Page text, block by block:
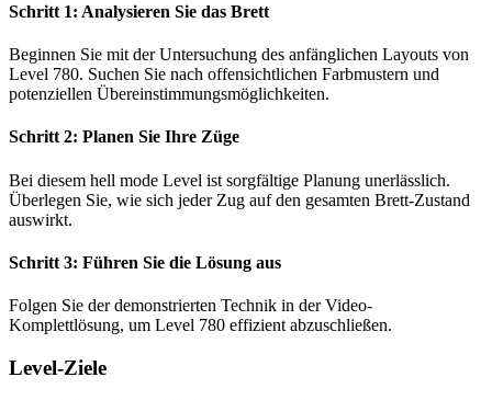
Schritt 1: Analysieren Sie das Brett
Beginnen Sie mit der Untersuchung des anfänglichen Layouts von
Level 780. Suchen Sie nach offensichtlichen Farbmustern und
potenziellen Übereinstimmungsmöglichkeiten.
Schritt 2: Planen Sie Ihre Züge
Bei diesem hell mode Level ist sorgfältige Planung unerlässlich.
Überlegen Sie, wie sich jeder Zug auf den gesamten Brett-Zustand
auswirkt.
Schritt 3: Führen Sie die Lösung aus
Folgen Sie der demonstrierten Technik in der Video-
Komplettlösung, um Level 780 effizient abzuschließen.
Level-Ziele